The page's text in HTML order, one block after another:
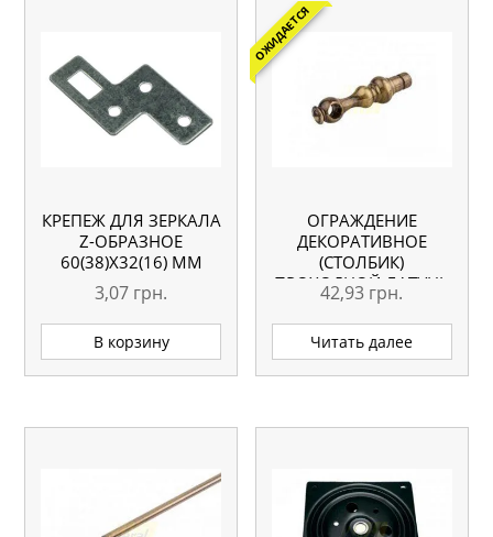
КРЕПЕЖ ДЛЯ ЗЕРКАЛА
Z-ОБРАЗНОЕ
60(38)X32(16) ММ
3,07 грн.
В корзину
ОЖИДАЕТСЯ
ОГРАЖДЕНИЕ
ДЕКОРАТИВНОЕ
(СТОЛБИК)
ПРОХОДНОЙ ЛАТУНЬ
D-003 2AB
42,93 грн.
Читать далее